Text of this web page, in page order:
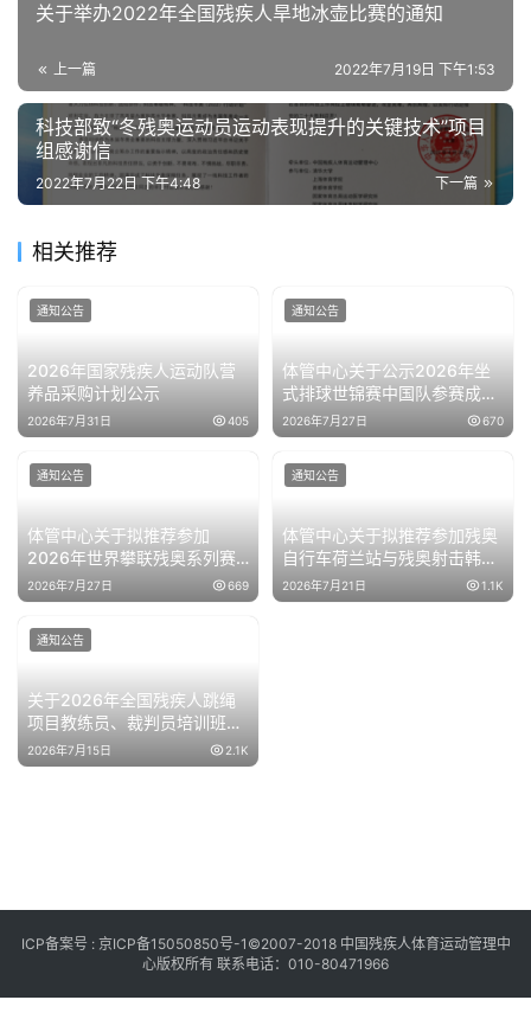
关于举办2022年全国残疾人旱地冰壶比赛的通知
上一篇 2022年7月19日 下午1:53
科技部致“冬残奥运动员运动表现提升的关键技术”项目
组感谢信
下一篇
2022年7月22日 下午4:48
相关推荐
2026年国家残疾人运动队营
养品采购计划公示
2026年7月31日 405
通知公告
体管中心关于公示2026年坐
式排球世锦赛中国队参赛成绩
的通知
2026年7月27日 670
通知公告
体管中心关于拟推荐参加
2026年世界攀联残奥系列赛
韩国站运动员名单公示的通知
2026年7月27日 669
通知公告
体管中心关于拟推荐参加残奥
自行车荷兰站与残奥射击韩国
站运动员名单公示的通知
2026年7月21日 1.1K
通知公告
关于2026年全国残疾人跳绳
项目教练员、裁判员培训班的
补充通知
2026年7月15日 2.1K
通知公告
ICP备案号 : 京ICP备15050850号-1 ©2007-2018 中国残疾人体育运动管理中
心版权所有 联系电话：010-80471966